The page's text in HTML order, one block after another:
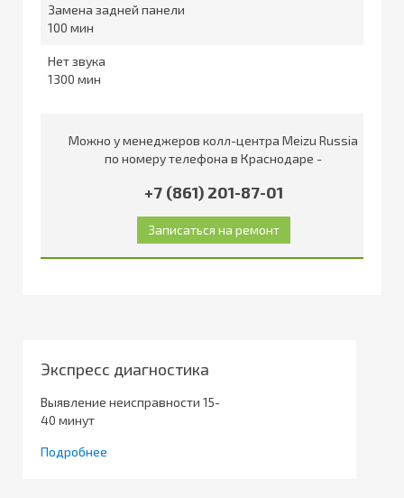
Замена задней панели
100
Нет звука
1300
Можно у менеджеров колл-центра Meizu Russia
по номеру телефона в Краснодаре -
+7 (861) 201-87-01
Экспресс диагностика
Выявление неисправности 15-
40 минут
Подробнее